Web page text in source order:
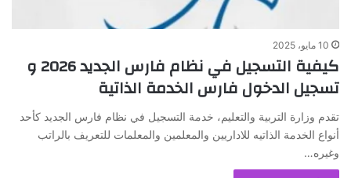
10 مايو، 2025
كيفية التسجيل في نظام فارس الجديد 2026 و
تسجيل الدخول فارس الخدمة الذاتية
تقدم وزارة التربية والتعليم، خدمة التسجيل في نظام فارس الجديد كأحد
أنواع الخدمة الذاتيه للاداريين والمعلمين والمعلمات للتعريف بالراتب
وغيره…